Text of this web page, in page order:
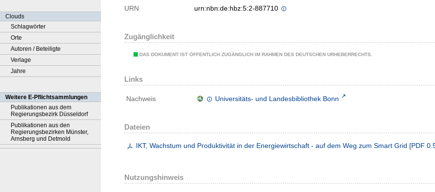
Clouds
Schlagwörter
Orte
Autoren / Beteiligte
Verlage
Jahre
Weitere E-Pflichtsammlungen
Publikationen aus dem
Regierungsbezirk Düsseldorf
Publikationen aus den
Regierungsbezirken Münster,
Arnsberg und Detmold
URN
urn:nbn:de:hbz:5:2-887710
Zugänglichkeit
DAS DOKUMENT IST ÖFFENTLICH ZUGÄNGLICH IM RAHMEN DES DEUTSCHEN URHEBERRECHTS.
Links
Nachweis Universitäts- und Landesbibliothek Bonn
Dateien
IKT, Wachstum und Produktivität in der Energiewirtschaft - auf dem Weg zum Smart Grid [PDF
Nutzungshinweis